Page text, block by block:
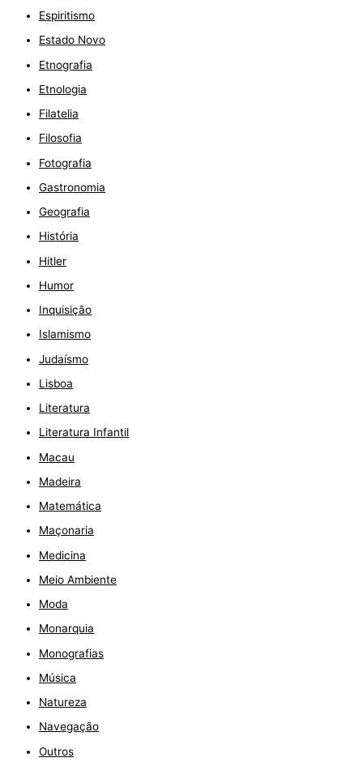
Espiritismo
Estado Novo
Etnografia
Etnologia
Filatelia
Filosofia
Fotografia
Gastronomia
Geografia
História
Hitler
Humor
Inquisição
Islamismo
Judaísmo
Lisboa
Literatura
Literatura Infantil
Macau
Madeira
Matemática
Maçonaria
Medicina
Meio Ambiente
Moda
Monarquia
Monografias
Música
Natureza
Navegação
Outros